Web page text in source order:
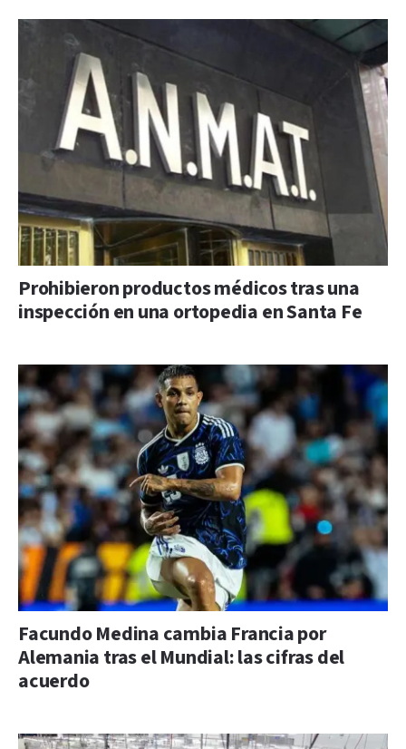
Prohibieron productos médicos tras una
inspección en una ortopedia en Santa Fe
Facundo Medina cambia Francia por
Alemania tras el Mundial: las cifras del
acuerdo